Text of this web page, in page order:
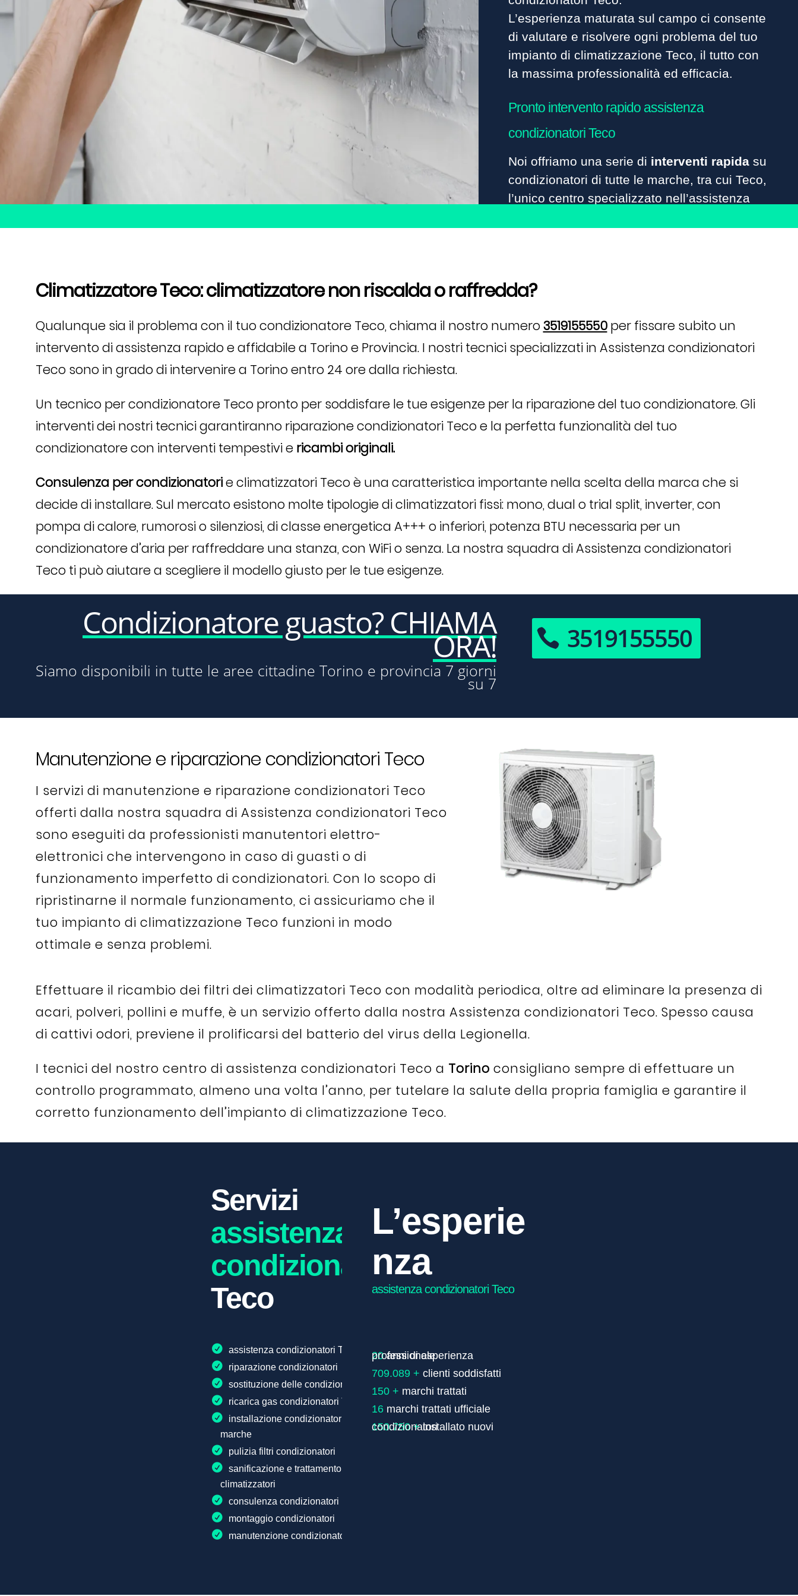
L’esperienza maturata sul campo ci consente
di valutare e risolvere ogni problema del tuo
impianto di climatizzazione Teco, il tutto con
la massima professionalità ed efficacia.
Pronto intervento rapido assistenza
condizionatori Teco
Noi offriamo una serie di interventi rapida su
condizionatori di tutte le marche, tra cui Teco,
l’unico centro specializzato nell’assistenza
Climatizzatore Teco: climatizzatore non riscalda o raffredda?
Qualunque sia il problema con il tuo condizionatore Teco, chiama il nostro numero 3519155550 per fissare subito un
intervento di assistenza rapido e affidabile a Torino e Provincia. I nostri tecnici specializzati in Assistenza condizionatori
Teco sono in grado di intervenire a Torino entro 24 ore dalla richiesta.
Un tecnico per condizionatore Teco pronto per soddisfare le tue esigenze per la riparazione del tuo condizionatore. Gli
interventi dei nostri tecnici garantiranno riparazione condizionatori Teco e la perfetta funzionalità del tuo
condizionatore con interventi tempestivi ericambi originali.
Consulenza per condizionatorie climatizzatori Teco è una caratteristica importante nella scelta della marca che si
decide di installare. Sul mercato esistono molte tipologie di climatizzatori fissi: mono, dual o trial split, inverter, con
pompa di calore, rumorosi o silenziosi, di classe energetica A+++ o inferiori, potenza BTU necessaria per un
condizionatore d’aria per raffreddare una stanza, con WiFi o senza. La nostra squadra di Assistenza condizionatori
Teco ti può aiutare a scegliere il modello giusto per le tue esigenze.
Condizionatore guasto? CHIAMA
ORA!
Siamo disponibili in tutte le aree cittadine Torino e provincia 7 giorni
su 7
3519155550
Manutenzione e riparazione condizionatori Teco
I servizi di manutenzione e riparazione condizionatori Teco
offerti dalla nostra squadra di Assistenza condizionatori Teco
sono eseguiti da professionisti manutentori elettro-
elettronici che intervengono in caso di guasti o di
funzionamento imperfetto di condizionatori. Con lo scopo di
ripristinarne il normale funzionamento, ci assicuriamo che il
tuo impianto di climatizzazione Teco funzioni in modo
ottimale e senza problemi.
Effettuare il ricambio dei filtri dei climatizzatori Teco con modalità periodica, oltre ad eliminare la presenza di
acari, polveri, pollini e muffe, è un servizio offerto dalla nostra Assistenza condizionatori Teco. Spesso causa
di cattivi odori, previene il prolificarsi del batterio del virus della Legionella.
I tecnici del nostro centro di assistenza condizionatori Teco a Torino consigliano sempre di effettuare un
controllo programmato, almeno una volta l’anno, per tutelare la salute della propria famiglia e garantire il
corretto funzionamento dell’impianto di climatizzazione Teco.
Servizi
assistenza
condizionatori
Teco
assistenza condizionatori Teco
riparazione condizionatori
sostituzione delle condizionatori
ricarica gas condizionatori Teco
installazione condizionatori delle migliori
marche
pulizia filtri condizionatori
sanificazione e trattamento antilegionella
climatizzatori
consulenza condizionatori
montaggio condizionatori
manutenzione condizionatori Teco
351915555
L’esperie
nza
assistenza condizionatori Teco
20
709.089 +
150 +
16
150.750 +